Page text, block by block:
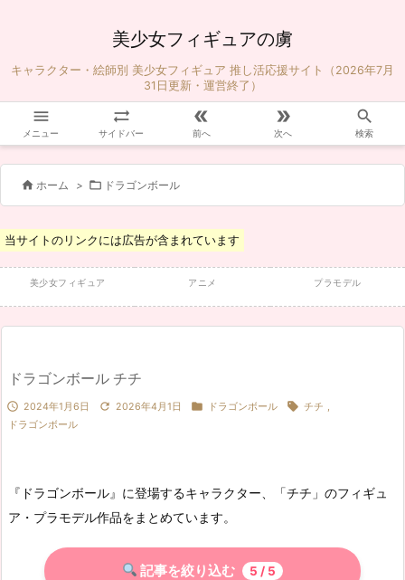
美少女フィギュアの虜
キャラクター・絵師別 美少女フィギュア 推し活応援サイト（2026年7月
31日更新・運営終了）

メニュー

サイドバー

前へ

次へ

検索
 ホーム >  ドラゴンボール
当サイトのリンクには広告が含まれています
美少女フィギュア アニメ プラモデル
ドラゴンボール チチ
 2024年1月6日  2026年4月1日  ドラゴンボール  チチ ,
ドラゴンボール
『ドラゴンボール』に登場するキャラクター、「チチ」のフィギュ
ア・プラモデル作品をまとめています。
記事を絞り込む 5 / 5